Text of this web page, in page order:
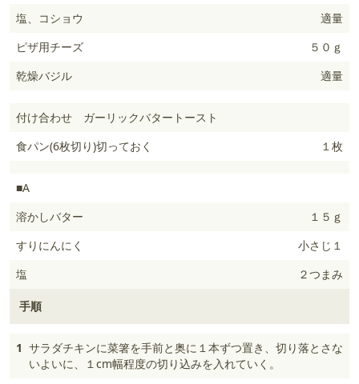
塩、コショウ
適量
ピザ用チーズ
５０ｇ
乾燥バジル
適量
付け合わせ ガーリックバタートースト
食パン(6枚切り)切っておく
１枚
■A
溶かしバター
１５ｇ
すりにんにく
小さじ１
塩
２つまみ
手順
1 サラダチキンに菜箸を手前と奥に１本ずつ置き、切り落とさな
いよいに、１cm幅程度の切り込みを入れていく。